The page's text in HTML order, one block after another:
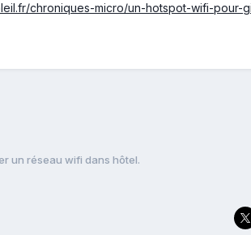
chroniques-micro/un-hotspot-wifi-pour-
un réseau wifi dans hôtel.